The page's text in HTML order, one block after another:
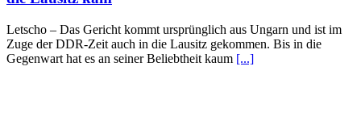
Letscho – Das Gericht kommt ursprünglich aus Ungarn und ist im
Zuge der DDR-Zeit auch in die Lausitz gekommen. Bis in die
Gegenwart hat es an seiner Beliebtheit kaum [...]